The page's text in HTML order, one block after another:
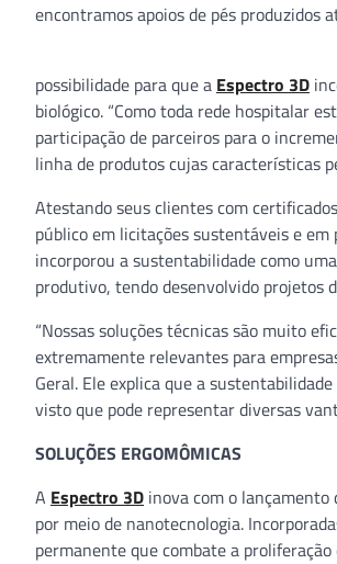
encontramos apoios de pés produzidos
possibilidade para que a Espectro 3D
biológico. “Como toda rede hospitalar
participação de parceiros para o
linha de produtos cujas características
Atestando seus clientes com
público em licitações sustentáveis e em
incorporou a sustentabilidade como
produtivo, tendo desenvolvido projetos
“Nossas soluções técnicas são muito
extremamente relevantes para
Geral. Ele explica que a
visto que pode representar diversas
SOLUÇÕES ERGOMÔMICAS
A Espectro 3D inova com o lançamento
por meio de nanotecnologia.
permanente que combate a